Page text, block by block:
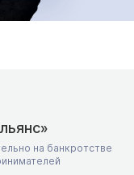
на банкротстве